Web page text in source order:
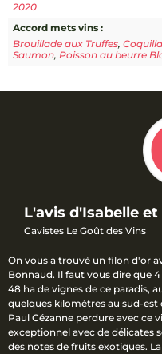
2020
Accord mets vins :
Brouillade aux Truffes,
Saumon, Poisson au beurre
L'avis d'Isabelle
Cavistes Le Goût des Vins
On vous a trouvé un filon d'or
Bonnaud. Il faut vous dire que
48 ha de vignes de ce paradis,
quelques kilomètres au sud-
Paul Cézanne perdure avec ce
exceptionnel avec de délicates
des notes de fruits exotiques.